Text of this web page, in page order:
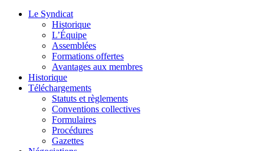
Le Syndicat
Historique
L’Équipe
Assemblées
Formations offertes
Avantages aux membres
Historique
Téléchargements
Statuts et règlements
Conventions collectives
Formulaires
Procédures
Gazettes